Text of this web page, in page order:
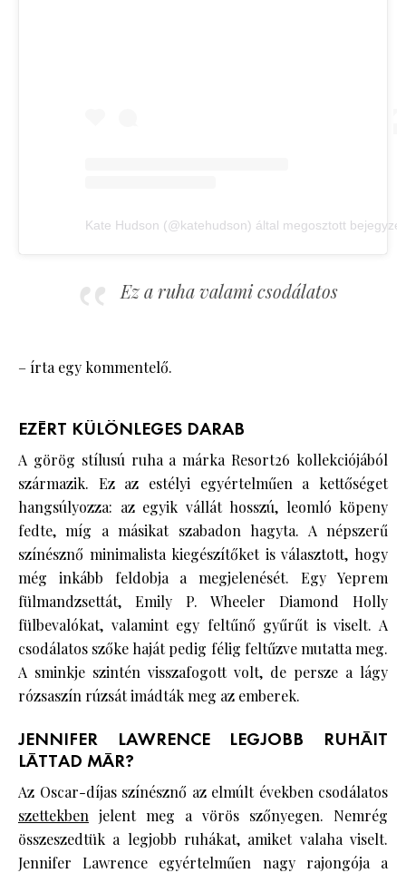
Kate Hudson (@katehudson) által megosztott
Ez a ruha valami csodálatos
– írta egy kommentelő.
EZÉRT KÜLÖNLEGES DARAB
A görög stílusú ruha a márka Resort26 kollekciójából
származik. Ez az estélyi egyértelműen a kettőséget
hangsúlyozza: az egyik vállát hosszú, leomló köpeny
fedte, míg a másikat szabadon hagyta. A népszerű
színésznő minimalista kiegészítőket is választott, hogy
még inkább feldobja a megjelenését. Egy Yeprem
fülmandzsettát, Emily P. Wheeler Diamond Holly
fülbevalókat, valamint egy feltűnő gyűrűt is viselt. A
csodálatos szőke haját pedig félig feltűzve mutatta meg.
A sminkje szintén visszafogott volt, de persze a lágy
rózsaszín rúzsát imádták meg az emberek.
JENNIFER LAWRENCE LEGJOBB RUHÁIT
LÁTTAD MÁR?
Az Oscar-díjas színésznő az elmúlt években csodálatos
szettekben jelent meg a vörös szőnyegen. Nemrég
összeszedtük a legjobb ruhákat, amiket valaha viselt.
Jennifer Lawrence egyértelműen nagy rajongója a